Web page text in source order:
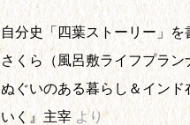
自分史「四葉ストーリー」を
さくら（風呂敷ライフプラ
ぬぐいのある暮らし＆インド
いく』主宰より